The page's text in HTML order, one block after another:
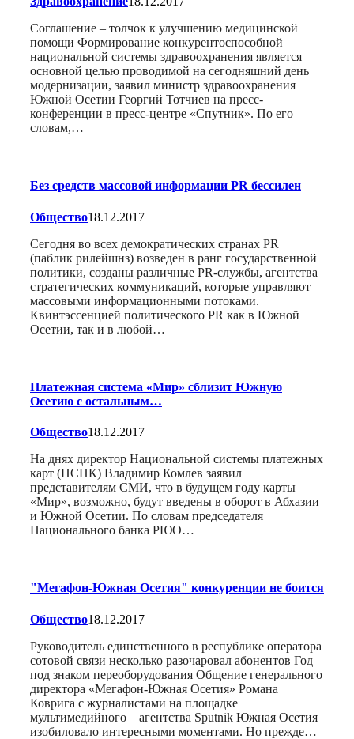
Соглашение – толчок к улучшению медицинской
помощи Формирование конкурентоспособной
национальной системы здравоохранения является
основной целью проводимой на сегодняшний день
модернизации, заявил министр здравоохранения
Южной Осетии Георгий Тотчиев на пресс-
конференции в пресс-центре «Спутник». По его
словам,…
Без средств массовой информации PR бессилен
Общество18.12.2017
Сегодня во всех демократических странах PR
(паблик рилейшнз) возведен в ранг государственной
политики, созданы различные PR-службы, агентства
стратегических коммуникаций, которые управляют
массовыми информационными потоками.
Квинтэссенцией политического PR как в Южной
Осетии, так и в любой…
Платежная система «Мир» сблизит Южную
Осетию с остальным…
Общество18.12.2017
На днях директор Национальной системы платежных
карт (НСПК) Владимир Комлев заявил
представителям СМИ, что в будущем году карты
«Мир», возможно, будут введены в оборот в Абхазии
и Южной Осетии. По словам председателя
Национального банка РЮО…
"Мегафон-Южная Осетия" конкуренции не боится
Общество18.12.2017
Руководитель единственного в республике оператора
сотовой связи несколько разочаровал абонентов Год
под знаком переоборудования Общение генерального
директора «Мегафон-Южная Осетия» Романа
Коврига с журналистами на площадке
мультимедийного агентства Sputnik Южная Осетия
изобиловало интересными моментами. Но прежде…